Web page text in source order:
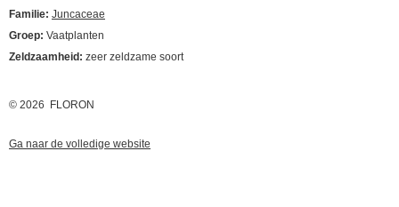
Familie: Juncaceae
Groep: Vaatplanten
Zeldzaamheid: zeer zeldzame soort
© 2026 FLORON
Ga naar de volledige website